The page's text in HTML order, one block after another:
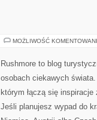
MOŻLIWOŚĆ
Rushmore to blog
osobach ciekawych
którym łączą się
Jeśli planujesz wypad do